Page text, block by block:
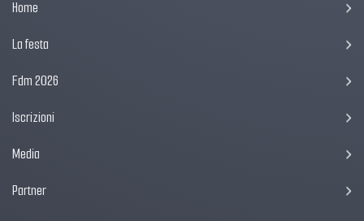
Home
La festa
Fdm 2026
Iscrizioni
Media
Partner